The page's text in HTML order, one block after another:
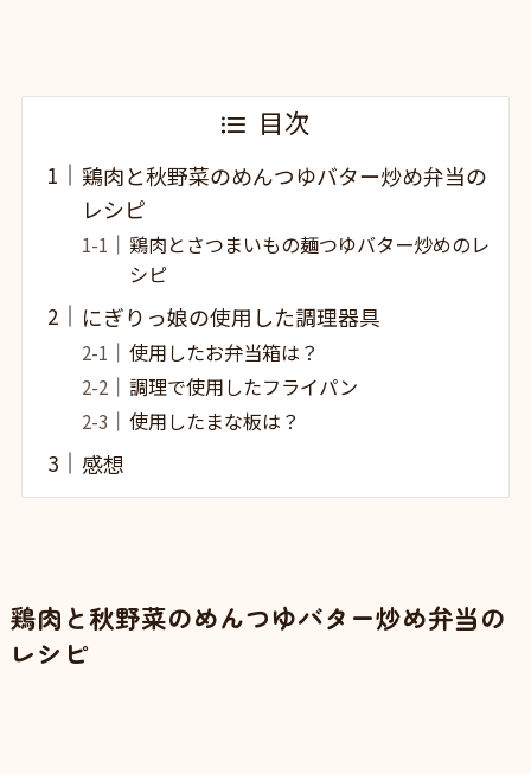
目次
鶏肉と秋野菜のめんつゆバター炒め弁当の
レシピ
鶏肉とさつまいもの麺つゆバター炒めのレ
シピ
にぎりっ娘の使用した調理器具
使用したお弁当箱は？
調理で使用したフライパン
使用したまな板は？
感想
鶏肉と秋野菜のめんつゆバター炒め弁当の
レシピ